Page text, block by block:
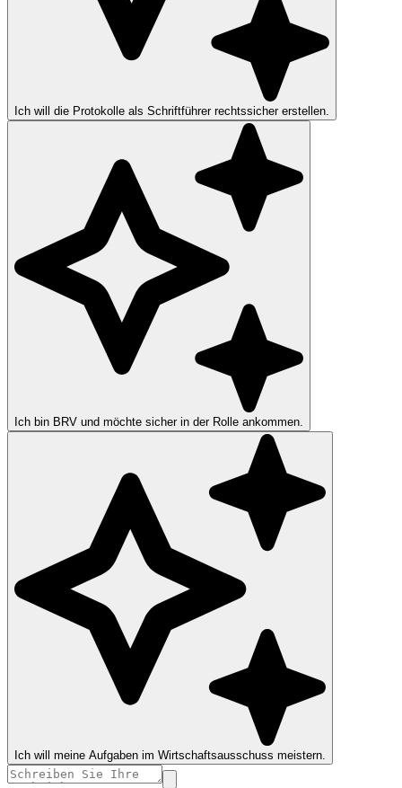
Ich will die Protokolle als Schriftführer rechtssicher erstellen.
Ich bin BRV und möchte sicher in der Rolle ankommen.
Ich will meine Aufgaben im Wirtschaftsausschuss meistern.